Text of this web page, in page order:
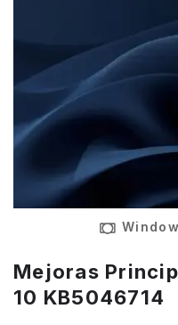
Mejoras
10 KB5046714